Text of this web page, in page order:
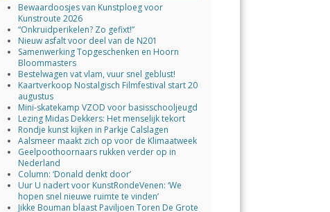
Bewaardoosjes van Kunstploeg voor
Kunstroute 2026
“Onkruidperikelen? Zo gefixt!”
Nieuw asfalt voor deel van de N201
Samenwerking Topgeschenken en Hoorn
Bloommasters
Bestelwagen vat vlam, vuur snel geblust!
Kaartverkoop Nostalgisch Filmfestival start 20
augustus
Mini-skatekamp VZOD voor basisschooljeugd
Lezing Midas Dekkers: Het menselijk tekort
Rondje kunst kijken in Parkje Calslagen
Aalsmeer maakt zich op voor de Klimaatweek
Geelpoothoornaars rukken verder op in
Nederland
Column: ‘Donald denkt door’
Uur U nadert voor KunstRondeVenen: ‘We
hopen snel nieuwe ruimte te vinden’
Jikke Bouman blaast Paviljoen Toren De Grote